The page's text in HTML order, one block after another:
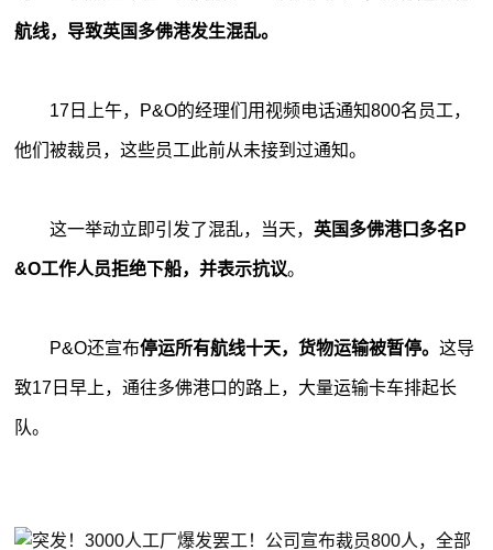
航线，导致英国多佛港发生混乱。
17日上午，P&O的经理们用视频电话通知800名员工，
他们被裁员，这些员工此前从未接到过通知。
这一举动立即引发了混乱，当天， 英国多佛港口多名P
&O工作人员拒绝下船，并表示抗议。
P&O还宣布停运所有航线十天，货物运输被暂停。这导
致17日早上，通往多佛港口的路上，大量运输卡车排起长
队。